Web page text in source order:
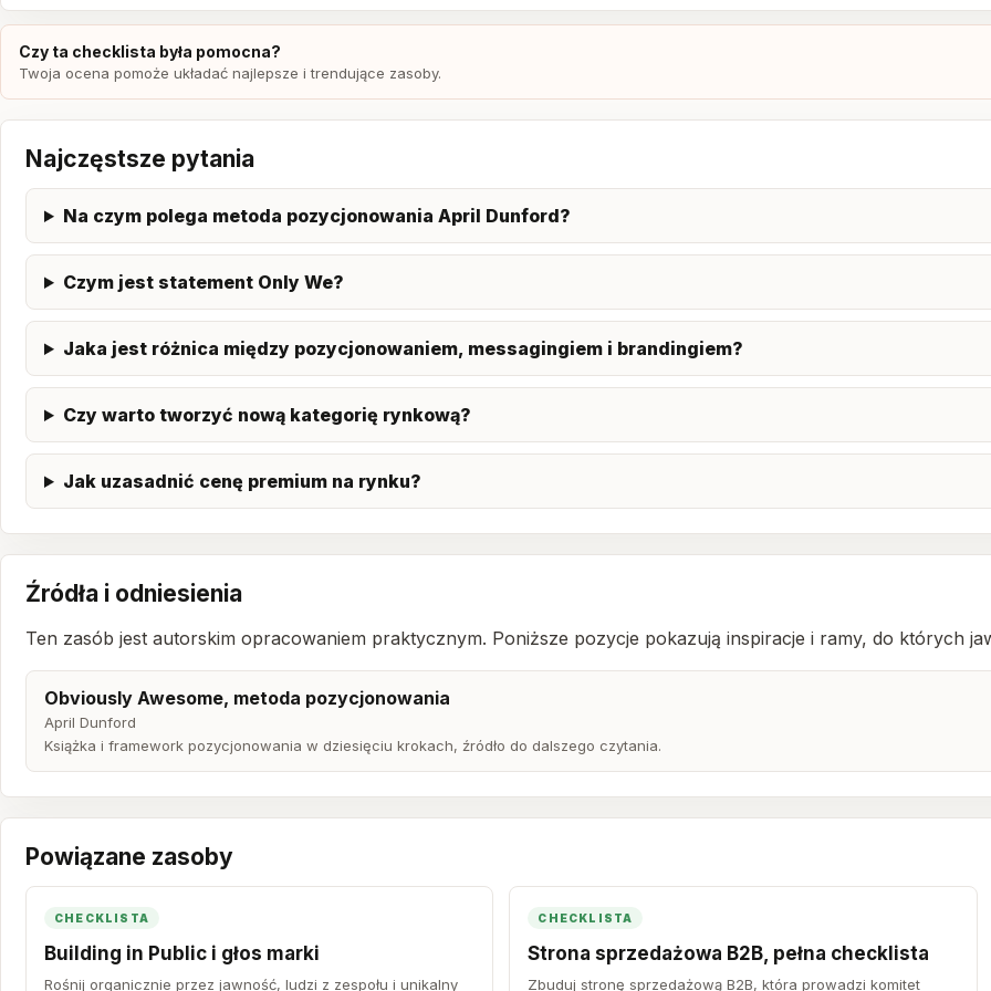
Czy ta checklista była pomocna?
Twoja ocena pomoże układać najlepsze i trendujące zasoby.
Najczęstsze pytania
Na czym polega metoda pozycjonowania April Dunford?
Czym jest statement Only We?
Jaka jest różnica między pozycjonowaniem, messagingiem i brandingiem?
Czy warto tworzyć nową kategorię rynkową?
Jak uzasadnić cenę premium na rynku?
Źródła i odniesienia
Ten zasób jest autorskim opracowaniem praktycznym. Poniższe pozycje pokazują inspiracje i ramy, do których
Obviously Awesome, metoda pozycjonowania
April Dunford
Książka i framework pozycjonowania w dziesięciu krokach, źródło do dalszego czytania.
Powiązane zasoby
CHECKLISTA
Building in Public i głos marki
Rośnij organicznie przez jawność, ludzi z zespołu i unikalny
CHECKLISTA
Strona sprzedażowa B2B, pełna checklista
Zbuduj stronę sprzedażową B2B, która prowadzi komitet